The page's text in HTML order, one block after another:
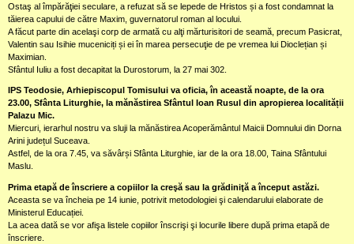
Ostaş al împărăţiei seculare, a refuzat să se lepede de Hristos și a fost condamnat la
tăierea capului de către Maxim, guvernatorul roman al locului.
A făcut parte din acelaşi corp de armată cu alţi mărturisitori de seamă, precum Pasicrat,
Valentin sau Isihie muceniciți și ei în marea persecuţie de pe vremea lui Dioclețian și
Maximian.
Sfântul Iuliu a fost decapitat la Durostorum, la 27 mai 302.
IPS Teodosie, Arhiepiscopul Tomisului va oficia, în această noapte, de la ora
23.00, Sfânta Liturghie, la mănăstirea Sfântul Ioan Rusul din apropierea localității
Palazu Mic.
Miercuri, ierarhul nostru va sluji la mănăstirea Acoperământul Maicii Domnului din Dorna
Arini județul Suceava.
Astfel, de la ora 7.45, va săvârși Sfânta Liturghie, iar de la ora 18.00, Taina Sfântului
Maslu.
Prima etapă de înscriere a copiilor la creşă sau la grădiniţă a început astăzi.
Aceasta se va încheia pe 14 iunie, potrivit metodologiei şi calendarului elaborate de
Ministerul Educației.
La acea dată se vor afişa listele copiilor înscrişi şi locurile libere după prima etapă de
înscriere.